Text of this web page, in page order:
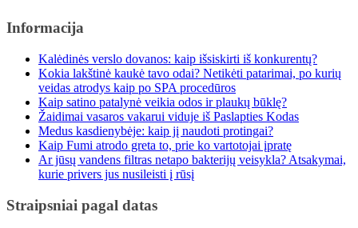
Informacija
Kalėdinės verslo dovanos: kaip išsiskirti iš konkurentų?
Kokia lakštinė kaukė tavo odai? Netikėti patarimai, po kurių
veidas atrodys kaip po SPA procedūros
Kaip satino patalynė veikia odos ir plaukų būklę?
Žaidimai vasaros vakarui viduje iš Paslapties Kodas
Medus kasdienybėje: kaip jį naudoti protingai?
Kaip Fumi atrodo greta to, prie ko vartotojai įpratę
Ar jūsų vandens filtras netapo bakterijų veisykla? Atsakymai,
kurie privers jus nusileisti į rūsį
Straipsniai pagal datas